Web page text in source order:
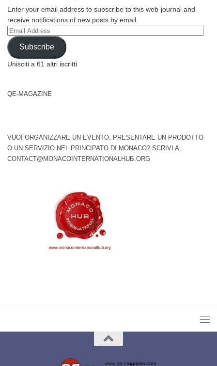
Enter your email address to subscribe to this web-journal and
receive notifications of new posts by email.
Email
Address
Subscribe
Unisciti a 61 altri iscritti
QE-MAGAZINE
VUOI ORGANIZZARE UN EVENTO, PRESENTARE UN PRODOTTO
O UN SERVIZIO NEL PRINCIPATO DI MONACO? SCRIVI A:
CONTACT@MONACOINTERNATIONALHUB.ORG